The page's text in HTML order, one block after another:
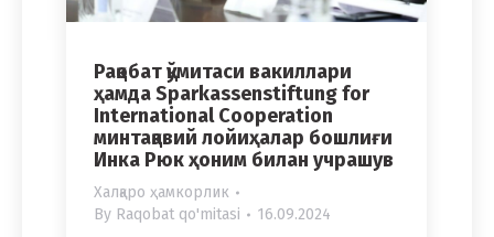
Рақобат қўмитаси вакиллари
ҳамда Sparkassenstiftung for
International Cooperation
минтақавий лойиҳалар бошлиғи
Инка Рюк ҳоним билан учрашув
Халқаро ҳамкорлик
By Raqobat qo'mitasi 16.09.2024